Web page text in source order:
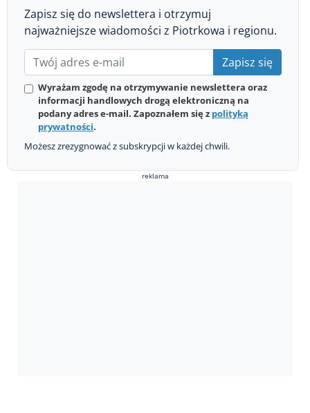
Zapisz się do newslettera i otrzymuj
najważniejsze wiadomości z Piotrkowa i regionu.
Zapisz się
Wyrażam zgodę na otrzymywanie newslettera oraz
informacji handlowych drogą elektroniczną na
podany adres e-mail. Zapoznałem się z polityką
prywatności.
Możesz zrezygnować z subskrypcji w każdej chwili.
reklama